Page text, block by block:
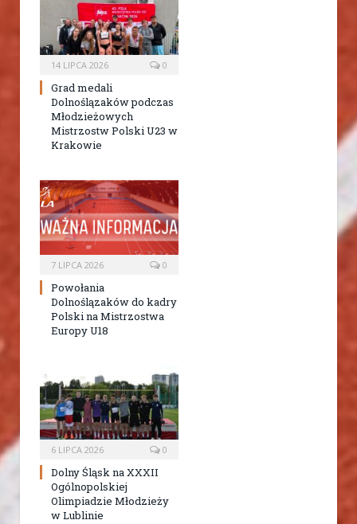
14 LIPCA 2026 0
Grad medali
Dolnoślązaków podczas
Młodzieżowych
Mistrzostw Polski U23 w
Krakowie
7 LIPCA 2026 0
Powołania
Dolnoślązaków do kadry
Polski na Mistrzostwa
Europy U18
6 LIPCA 2026 0
Dolny Śląsk na XXXII
Ogólnopolskiej
Olimpiadzie Młodzieży
w Lublinie